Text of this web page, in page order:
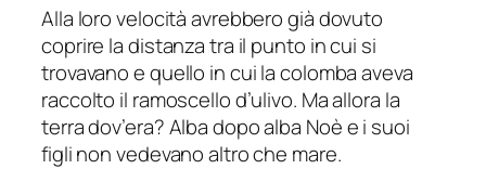
Alla loro velocità avrebbero già dovuto
coprire la distanza tra il punto in cui si
trovavano e quello in cui la colomba aveva
raccolto il ramoscello d’ulivo. Ma allora la
terra dov’era? Alba dopo alba Noè e i suoi
figli non vedevano altro che mare.